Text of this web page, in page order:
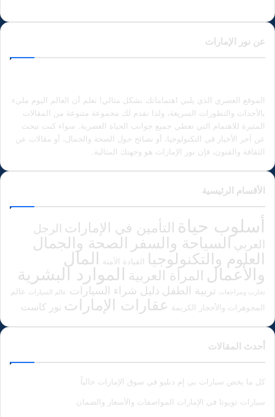
عن نور الإمارات
الموقع العصري الذي يلبي اهتماماتك بشكل مثالي! نعلم أن العالم اليوم مليء
بالأحداث والتطورات السريعة، ولذا نقدم لك مجموعة متنوعة من المقالات
المثيرة للاهتمام التي تغطي جميع جوانب الحياة العصرية. سواء كنت تبحث
عن آخر الأخبار في التكنولوجيا، أو نصائح حول الصحة والجمال، أو مقالات عن
الثقافة والفنون، فإن نور الإمارات هو وجهتك المثالية.
الأقسام الرئيسية
أسلوب حياة التأمين في الإمارات
الرجل
العربي السياحة والسفر الصحة والجمال
العلوم والتكنولوجيا
القيادة الآمنة المال
والأعمال المرأة العربية الموارد البشرية
تجارب ومراجعات تربية الطفل دليل شراء السيارات عالم السيارات عالم
المجوهرات والأحجار الكريمة عقارات الإمارات نور كاست
أحدث المقالات
كل ما يخص سيارات بي إم دبليو في سوق الإمارات حالياً
سيارات تويوتا في الإمارات المواصفات والأسعار والضمان